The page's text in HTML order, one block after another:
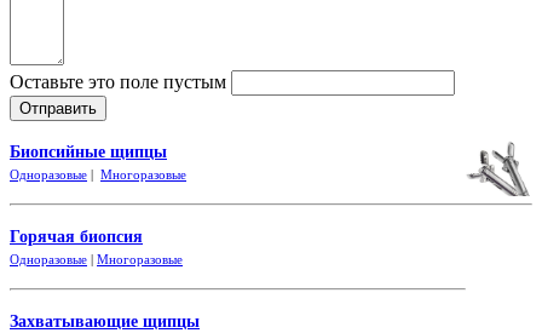
Оставьте это поле пустым
Биопсийные щипцы
Одноразовые Многоразовые
Горячая биопсия
Одноразовые Многоразовые
Захватывающие щипцы